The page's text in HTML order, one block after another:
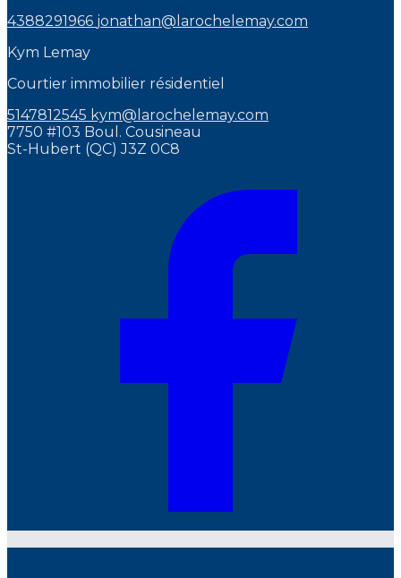
4388291966 jonathan@larochelemay.com
Kym Lemay
Courtier immobilier résidentiel
5147812545 kym@larochelemay.com
7750 #103 Boul. Cousineau
St-Hubert (QC) J3Z 0C8